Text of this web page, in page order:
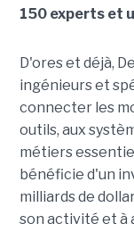
150 experts et
D'ores et déjà,
ingénieurs et
connecter les
outils, aux
métiers
bénéficie d'un
milliards de
son activité et à